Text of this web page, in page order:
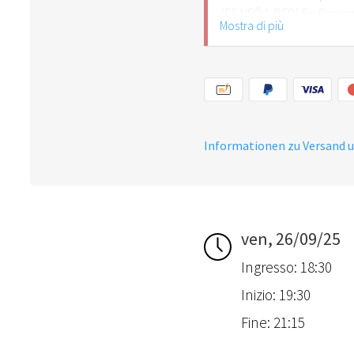
(FSJ/FÖJ, BFD) für
erhalten für die
gültigen Nachweis für
bereithalten!
Mostra di più
Informationen zu Versand
ven, 26/09/25
Ingresso: 18:30
Inizio: 19:30
Fine: 21:15